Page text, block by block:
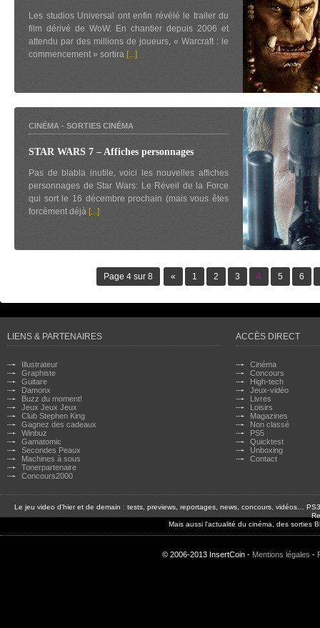
Les studios Universal ont enfin révélé le trailer du
film dérivé de WoW. En chantier depuis 2006 et
attendu par des millions de joueurs, « Warcraft : le
commencement » sortira [...]
CINÉMA - SORTIES CINÉMA
STAR WARS 7 – Affiches personnages
Pas de blabla inutile, voici les nouvelles affiches
personnages de Star Wars: Le Réveil de la Force
qui sort le 16 décembre prochain (mais vous êtes
forcément déjà [...]
Page 4 sur 8 « 1 2 3 4 5 6
LIENS & PARTENAIRES
Illustrateur
Graphiste
Guitare
Damonx
Buzz du moment!
Jeux Jeux Jeux
Club Stephen King
Gagnez des cadeaux
Winbuz
Gamatomic
Secondes Peaux
Machines à sous
Tonerpartenaire
Concours2000
ACCÈS DIRECT
Cinéma
Concours
High-tech
Jeux-vidéo
Livres
Loisirs
Magazines
Non classé
PS5
Quicktest
Unboxing
Contact
Le jeu video d'hier et de demain : tests, previews, reportages, news, concours, vidéos…
Mais aussi l'actualité du cinéma, des sorties
© 2006-2013 InsertCoin - Mentions légales -